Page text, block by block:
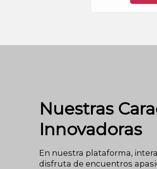
Nuestras
Innovadoras
En nuestra plataforma,
disfruta de encuentros